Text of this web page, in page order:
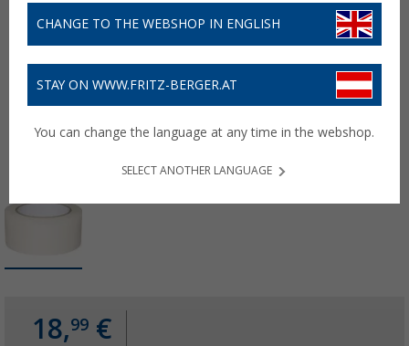
18,99 €
CHANGE TO THE WEBSHOP IN ENGLISH
STAY ON WWW.FRITZ-BERGER.AT
You can change the language at any time in the webshop.
SELECT ANOTHER LANGUAGE